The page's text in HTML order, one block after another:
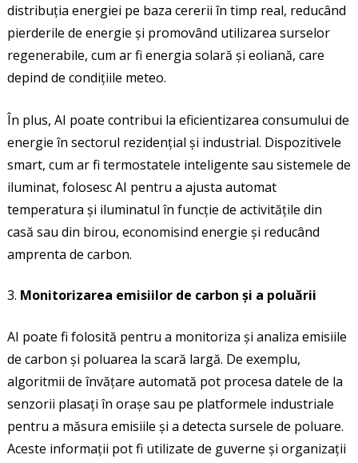
distribuția energiei pe baza cererii în timp real, reducând
pierderile de energie și promovând utilizarea surselor
regenerabile, cum ar fi energia solară și eoliană, care
depind de condițiile meteo.
În plus, AI poate contribui la eficientizarea consumului de
energie în sectorul rezidențial și industrial. Dispozitivele
smart, cum ar fi termostatele inteligente sau sistemele de
iluminat, folosesc AI pentru a ajusta automat
temperatura și iluminatul în funcție de activitățile din
casă sau din birou, economisind energie și reducând
amprenta de carbon.
Monitorizarea emisiilor de carbon și a poluării
AI poate fi folosită pentru a monitoriza și analiza emisiile
de carbon și poluarea la scară largă. De exemplu,
algoritmii de învățare automată pot procesa datele de la
senzorii plasați în orașe sau pe platformele industriale
pentru a măsura emisiile și a detecta sursele de poluare.
Aceste informații pot fi utilizate de guverne și organizații